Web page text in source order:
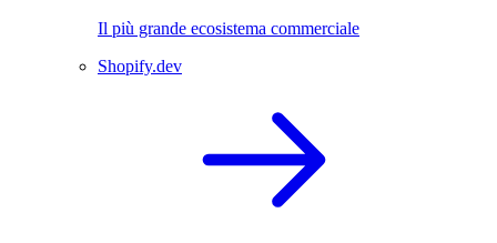
Il più grande ecosistema commerciale
Shopify.dev